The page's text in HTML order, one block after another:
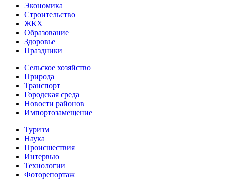
Экономика
Строительство
ЖКХ
Образование
Здоровье
Праздники
Сельское хозяйство
Природа
Транспорт
Городская среда
Новости районов
Импортозамещение
Туризм
Наука
Происшествия
Интервью
Технологии
Фоторепортаж